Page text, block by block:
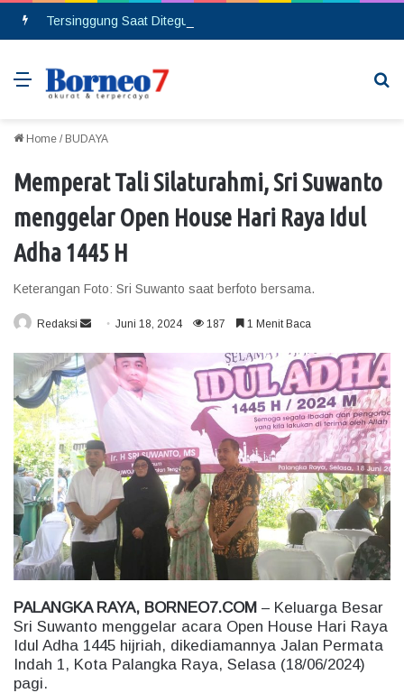
Menu
Home / BUDAYA
Memperat Tali Silaturahmi, Sri Suwanto
menggelar Open House Hari Raya Idul
Adha 1445 H
Keterangan Foto: Sri Suwanto saat berfoto bersama.
Redaksi
n
a
n
e
m
i
l
Juni 18, 2024 187 1 Menit Baca
PALANGKA RAYA, BORNEO7.COM – Keluarga Besar
Sri Suwanto menggelar acara Open House Hari Raya
Idul Adha 1445 hijriah, dikediamannya Jalan Permata
Indah 1, Kota Palangka Raya, Selasa (18/06/2024)
pagi.